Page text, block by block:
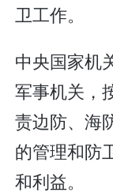
卫工作。
中央国家机
军事机关，
责边防、海
的管理和防
和利益。